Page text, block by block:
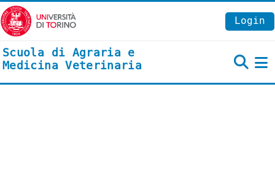
Vai al contenuto principale
Login
Scuola di Agraria e
Medicina Veterinaria